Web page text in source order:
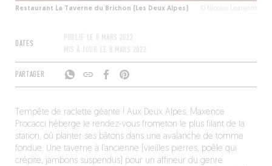
Restaurant La Taverne du Brichon (Les Deux Alpes) © Nicolas Leanjem
DATES
PUBLIÉ LE 8 MARS 2022
MIS À JOUR LE 8 MARS 2022
PARTAGER
Tempête de raclette géante ! Aux Deux Alpes, Maxence
Procacci héberge le rendez-vous frometon le plus filant de la
station, où planter ses bâtons dans une avalanche de tomme
fondue. Une taverne à l’ancienne (vieilles pierres, poêle qui
crépite, jambons suspendus) pour un affineur du genre